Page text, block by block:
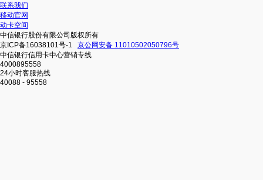
联系我们
移动官网
动卡空间
中信银行股份有限公司版权所有
京ICP备16038101号-1
京公网安备 11010502050796号
中信银行信用卡中心营销专线
4000895558
24小时客服热线
40088 - 95558